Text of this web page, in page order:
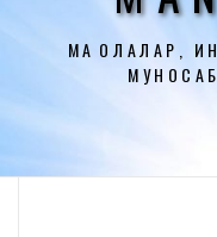
МАҚОЛАЛАР,